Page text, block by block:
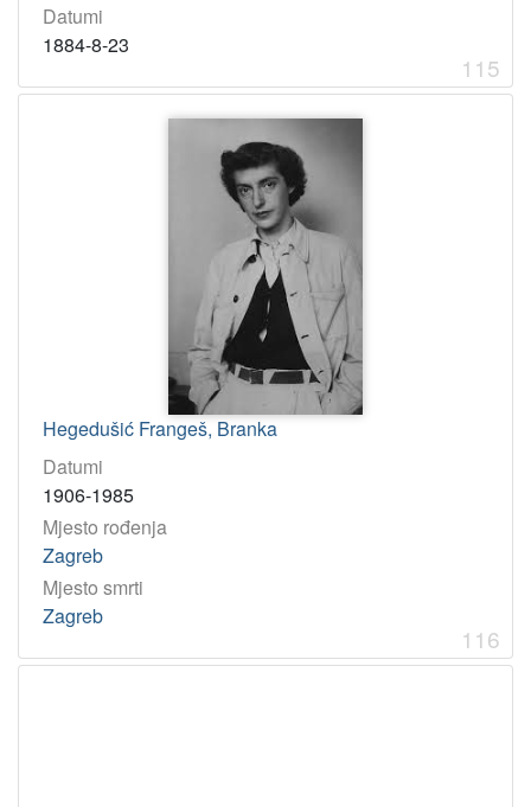
Datumi
1884-8-23
115
Hegedušić Frangeš, Branka
Datumi
1906-1985
Mjesto rođenja
Zagreb
Mjesto smrti
Zagreb
116